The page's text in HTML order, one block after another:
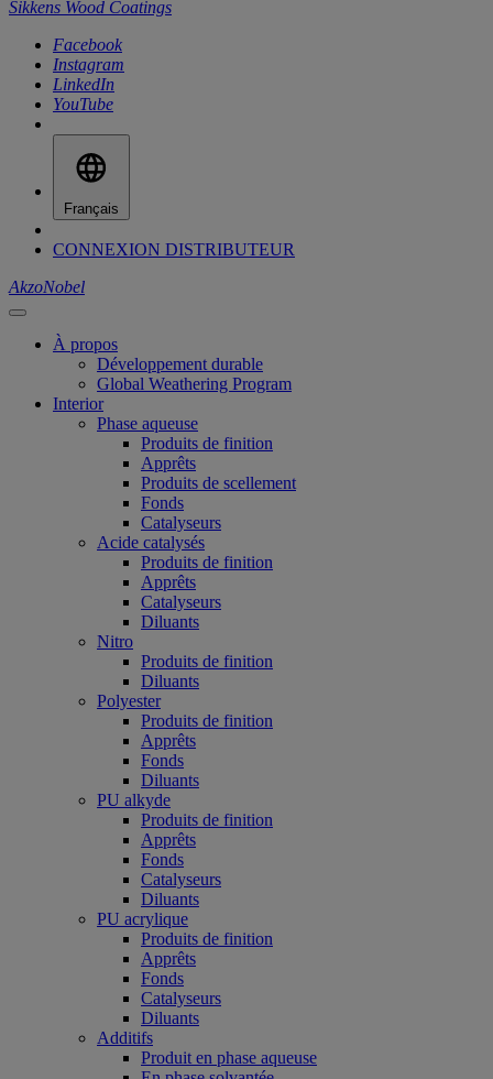
Sikkens Wood Coatings
Facebook
Instagram
LinkedIn
YouTube
Français
CONNEXION DISTRIBUTEUR
AkzoNobel
À propos
Développement durable
Global Weathering Program
Interior
Phase aqueuse
Produits de finition
Apprêts
Produits de scellement
Fonds
Catalyseurs
Acide catalysés
Produits de finition
Apprêts
Catalyseurs
Diluants
Nitro
Produits de finition
Diluants
Polyester
Produits de finition
Apprêts
Fonds
Diluants
PU alkyde
Produits de finition
Apprêts
Fonds
Catalyseurs
Diluants
PU acrylique
Produits de finition
Apprêts
Fonds
Catalyseurs
Diluants
Additifs
Produit en phase aqueuse